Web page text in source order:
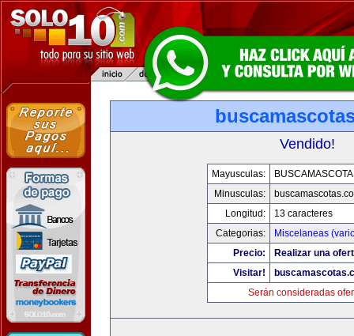
Vendido!
Mayusculas:
Minusculas:
Longitud:
13 caracteres
Categorias:
Miscelaneas
Precio:
Realizar una
Visitar!
Serán consideradas